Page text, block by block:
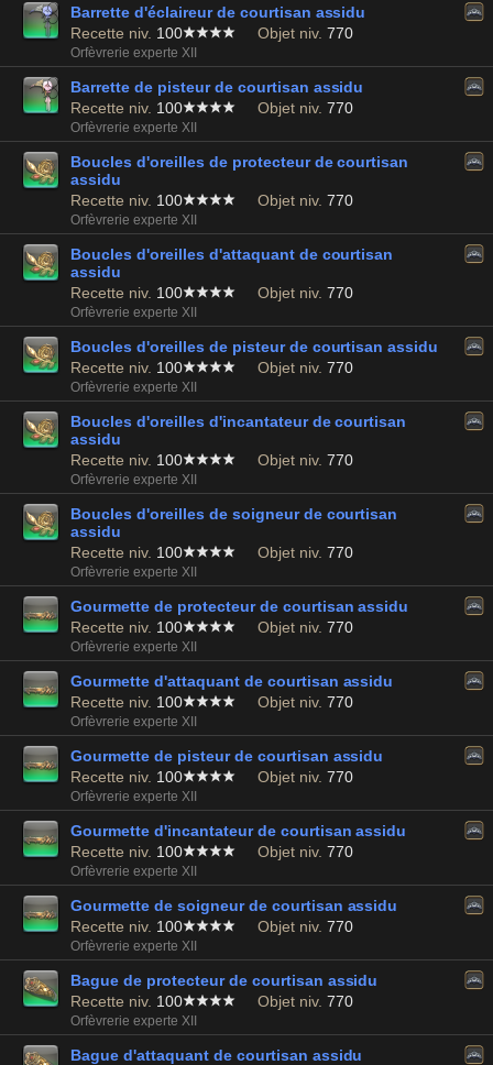
Barrette d'éclaireur de courtisan assidu
Recette niv. 100 Objet niv. 770
Orfèvrerie experte XII
Barrette de pisteur de courtisan assidu
Recette niv. 100 Objet niv. 770
Orfèvrerie experte XII
Boucles d'oreilles de protecteur de courtisan
assidu
Recette niv. 100 Objet niv. 770
Orfèvrerie experte XII
Boucles d'oreilles d'attaquant de courtisan
assidu
Recette niv. 100 Objet niv. 770
Orfèvrerie experte XII
Boucles d'oreilles de pisteur de courtisan assidu
Recette niv. 100 Objet niv. 770
Orfèvrerie experte XII
Boucles d'oreilles d'incantateur de courtisan
assidu
Recette niv. 100 Objet niv. 770
Orfèvrerie experte XII
Boucles d'oreilles de soigneur de courtisan
assidu
Recette niv. 100 Objet niv. 770
Orfèvrerie experte XII
Gourmette de protecteur de courtisan assidu
Recette niv. 100 Objet niv. 770
Orfèvrerie experte XII
Gourmette d'attaquant de courtisan assidu
Recette niv. 100 Objet niv. 770
Orfèvrerie experte XII
Gourmette de pisteur de courtisan assidu
Recette niv. 100 Objet niv. 770
Orfèvrerie experte XII
Gourmette d'incantateur de courtisan assidu
Recette niv. 100 Objet niv. 770
Orfèvrerie experte XII
Gourmette de soigneur de courtisan assidu
Recette niv. 100 Objet niv. 770
Orfèvrerie experte XII
Bague de protecteur de courtisan assidu
Recette niv. 100 Objet niv. 770
Orfèvrerie experte XII
Bague d'attaquant de courtisan assidu